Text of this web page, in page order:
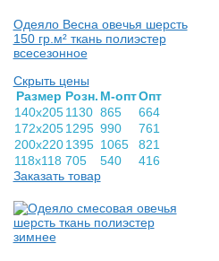
Одеяло Весна овечья шерсть
150 гр.м² ткань полиэстер
всесезонное
Скрыть цены
Раз­мер Розн. М-оптОпт
140х205 1130 865
664
172х205 1295 990
761
200х220 1395 1065
821
118х118 705 540
416
Заказать товар